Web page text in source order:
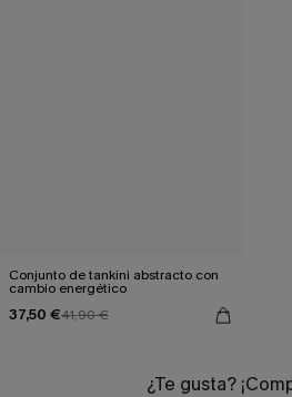
Conjunto de tankini abstracto con
cambio energético
37,50 €41,90 €
¿Te gusta?